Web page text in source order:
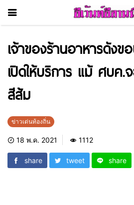
เจ้าของร้านอาหารดังข
เปิดให้บริการ แม้ ศบค.
สีส้ม
ข่าวเด่นท้องถิ่น
18 พ.ค. 2021 1112
share tweet share